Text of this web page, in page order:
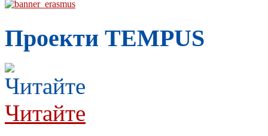
Проекти TEMPUS
Читайте